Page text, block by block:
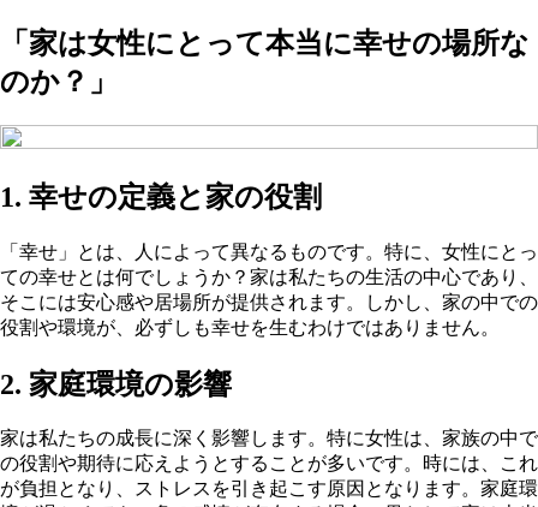
「家は女性にとって本当に幸せの場所な
のか？」
1. 幸せの定義と家の役割
「幸せ」とは、人によって異なるものです。特に、女性にとっ
ての幸せとは何でしょうか？家は私たちの生活の中心であり、
そこには安心感や居場所が提供されます。しかし、家の中での
役割や環境が、必ずしも幸せを生むわけではありません。
2. 家庭環境の影響
家は私たちの成長に深く影響します。特に女性は、家族の中で
の役割や期待に応えようとすることが多いです。時には、これ
が負担となり、ストレスを引き起こす原因となります。家庭環